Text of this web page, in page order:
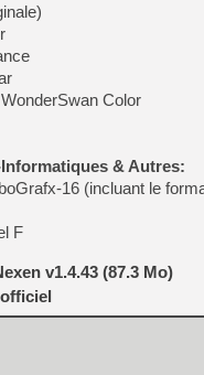
Color
& Autres:
16 (incluant le
F
v1.4.43 (87.3 Mo)